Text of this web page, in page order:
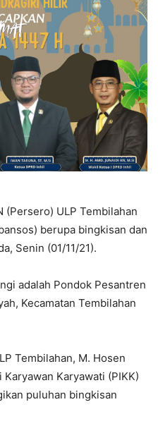
(Persero) ULP Tembilahan
berupa bingkisan dan
Senin (01/11/21).
adalah Pondok Pesantren
Kecamatan Tembilahan
Tembilahan, M. Hosen
Karyawati (PIKK)
puluhan bingkisan